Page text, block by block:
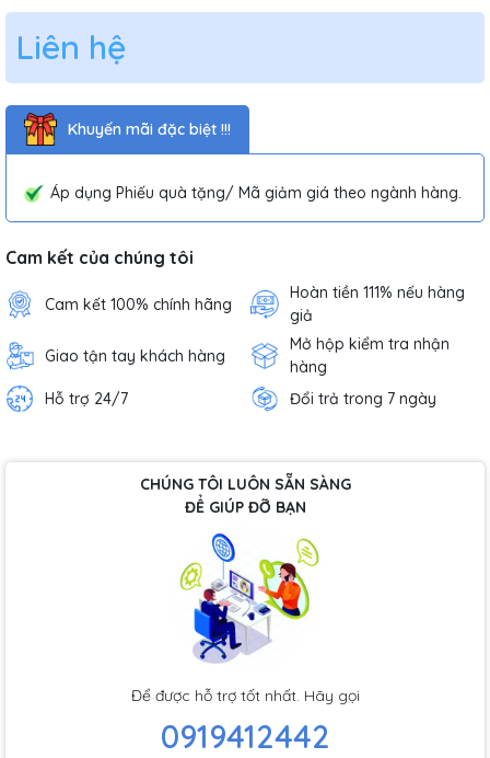
Liên hệ
Khuyến mãi đặc biệt !!!
Áp dụng Phiếu quà tặng/ Mã giảm giá theo ngành hàng.
Cam kết của chúng tôi
Cam kết 100% chính hãng
Hoàn tiền 111% nếu hàng
giả
Giao tận tay khách hàng
Mở hộp kiểm tra nhận
hàng
Hỗ trợ 24/7
Đổi trả trong 7 ngày
CHÚNG TÔI LUÔN SẴN SÀNG
ĐỂ GIÚP ĐỠ BẠN
Để được hỗ trợ tốt nhất. Hãy gọi
0919412442